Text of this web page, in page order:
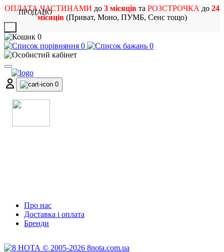
ОПЛАТА ЧАСТИНАМИ до 3 місяців та РОЗСТРОЧКА до 24
місяців(Приват, Моно, ПУМБ, Сенс тощо)
0
0
0
0
Про нас
Доставка і оплата
Бренди
ПРОДАНО